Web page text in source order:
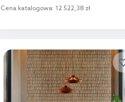
Cena katalogowa: 12 522,38 zł
Dodaj do porównania